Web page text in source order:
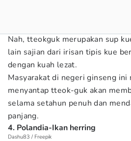
Nah, tteokguk merupakan sup
lain sajian dari irisan tipis kue
dengan kuah lezat.
Masyarakat di negeri ginseng ini
menyantap tteok-guk akan
selama setahun penuh dan
panjang.
4. Polandia-Ikan herring
Dashu83 / Freepik